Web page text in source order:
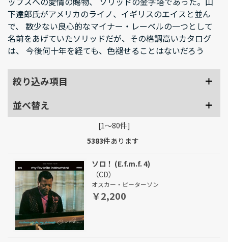
下達郎氏がアメリカのライノ、イギリスのエイスと並ん
で、 数少ない良心的なマイナー・レーベルの一つとして
名前をあげていたソリッドだが、その格調高いカタログ
は、 今後何十年を経ても、色褪せることはないだろう
絞り込み項目
並べ替え
[1～80件]
5383件あります
ソロ！ (E.f.m.f. 4)
（CD）
オスカー・ピーターソン
￥2,200